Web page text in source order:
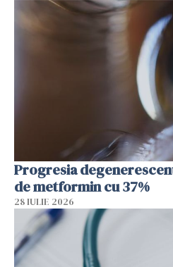
Progresia
de metformin cu 37%
28 IULIE 2026